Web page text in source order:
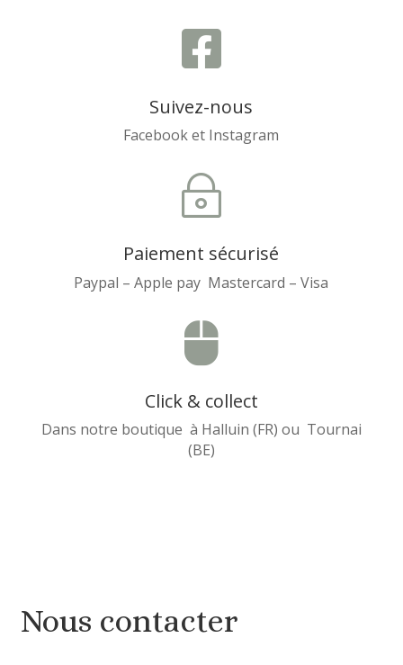

Suivez-nous
Facebook et Instagram
~
Paiement sécurisé
Paypal – Apple pay Mastercard – Visa

Click & collect
Dans notre boutique à Halluin (FR) ou Tournai
(BE)
Nous contacter